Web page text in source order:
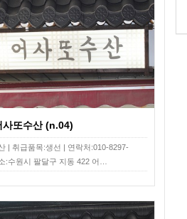
사또수산 (n.04)
| 취급품목:생선 | 연락처:010-8297-
:수원시 팔달구 지동 422 어…